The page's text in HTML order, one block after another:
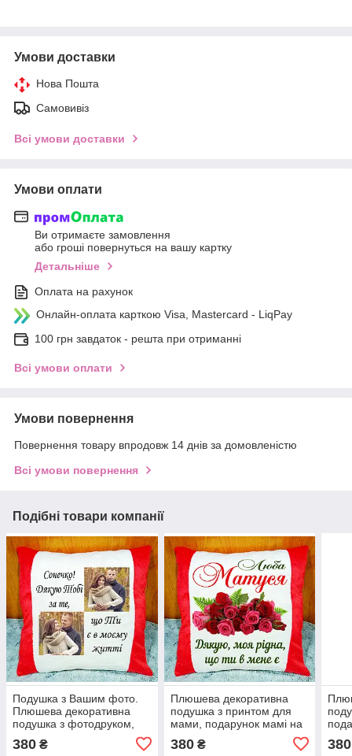
Умови доставки
Нова Пошта
Самовивіз
Всі умови доставки
Умови оплати
Ви отримаєте замовлення
або гроші повернуться на вашу картку
Детальніше
Оплата на рахунок
Онлайн-оплата карткою Visa, Mastercard - LiqPay
100 грн завдаток - решта при отриманні
Всі умови оплати
Умови повернення
Повернення товару впродовж 14 днів за домовленістю
Всі умови повернення
Подібні товари компанії
Подушка з Вашим фото.
Плюшева декоративна
подушка з фотодруком,
Закоханих
380 ₴
Плюшева декоративна
подушка з принтом для
мами, подарунок мамі на
380₴ 380